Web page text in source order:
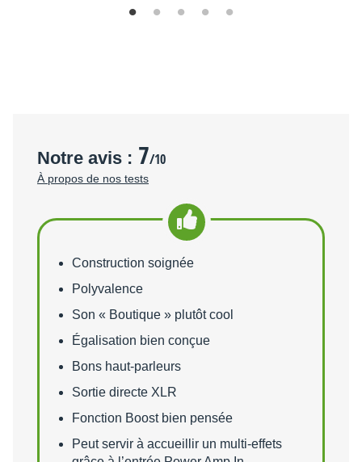
Notre avis : 7/10
À propos de nos tests
Points forts
Construction soignée
Polyvalence
Son « Boutique » plutôt cool
Égalisation bien conçue
Bons haut-parleurs
Sortie directe XLR
Fonction Boost bien pensée
Peut servir à accueillir un multi-effets